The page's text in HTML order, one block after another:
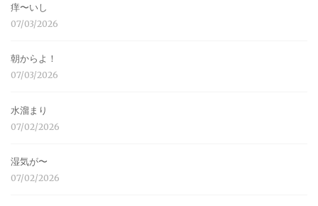
痒〜いし
07/03/2026
朝からよ！
07/03/2026
水溜まり
07/02/2026
湿気が〜
07/02/2026